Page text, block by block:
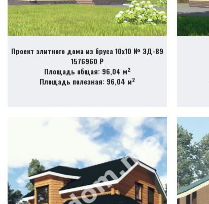
Проект элитного дома из бруса 10х10 № ЭД-89
1576960 ₽
Площадь общая: 96,04 м2
Площадь полезная: 96,04 м2